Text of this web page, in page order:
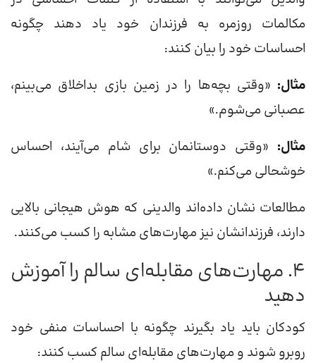
مکالمات روزمره به فرزندان خود یاد دهند چگونه
احساسات خود را بیان کنند:
مثال: «وقتی بچه‌ها را در زمین بازی بداخلاق می‌بینم،
عصبانی می‌شوم.»
مثال: «وقتی دوستانمان برای شام می‌آیند، احساس
خوشحالی می‌کنم.»
مطالعات نشان داده‌اند والدینی که هوش هیجانی بالایی
دارند، فرزندانشان نیز مهارت‌های مشابه را کسب می‌کنند.
۴. مهارت‌های مقابله‌ای سالم را آموزش
دهید
کودکان باید یاد بگیرند چگونه با احساسات منفی خود
روبرو شوند و مهارت‌های مقابله‌ای سالم کسب کنند: